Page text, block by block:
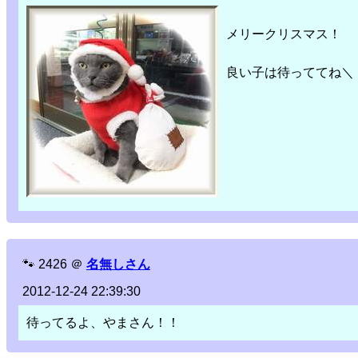
メリークリスマス！
良い子は待っててね＼
🐾 2426 ＠ 名無しさん
2012-12-24 22:39:30
待ってるよ、やまさん！！